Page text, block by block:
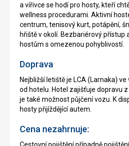
a vířivce se hodí pro hosty, kteří
wellness procedurami. Aktivní
centrum, tenisový kurt, potápění,
hřiště v okolí. Bezbariérový přístup
hostům s omezenou pohyblivostí.
Doprava
Nejbližší letiště je LCA (Larnaka)
od hotelu. Hotel zajišťuje dopravu
je také možnost půjčení vozu. K
hosty přijíždějící autem.
Cena nezahrnuje: